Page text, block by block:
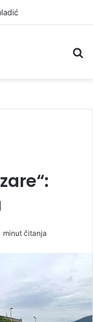
minut čitanja